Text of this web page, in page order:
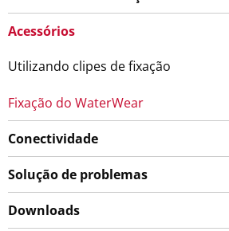
Acessórios
Utilizando clipes de fixação
Fixação do WaterWear
Conectividade
Solução de problemas
Downloads